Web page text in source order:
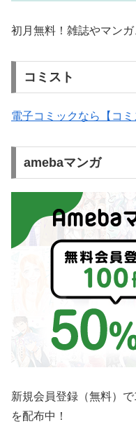
初月無料！雑誌やマン
コミスト
電子コミックなら【コミ
amebaマンガ
新規会員登録（無料）
を配布中！